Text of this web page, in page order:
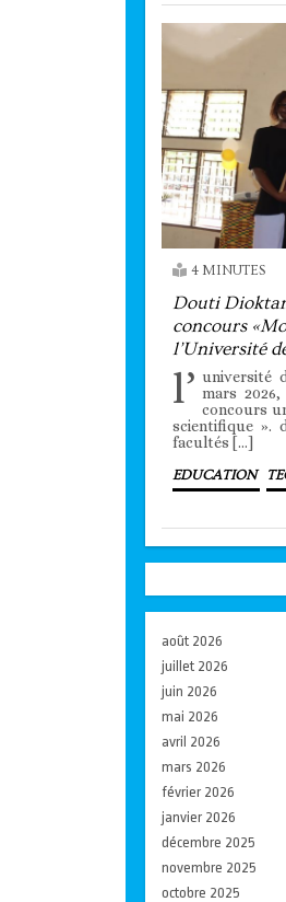
4 MINUTES
Douti
concours
l’Université
l’ université
mars
concours
scientifique ».
facultés […]
EDUCATION
août 2026
juillet 2026
juin 2026
mai 2026
avril 2026
mars 2026
février 2026
janvier 2026
décembre 2025
novembre 2025
octobre 2025